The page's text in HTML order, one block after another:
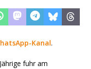
Kanal.
fuhr am